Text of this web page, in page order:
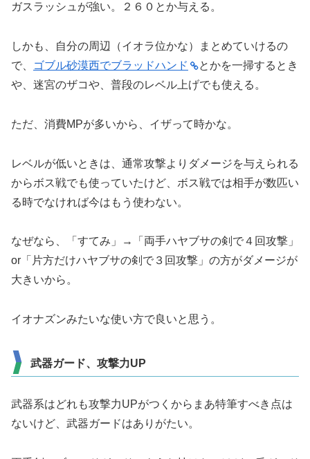
ガスラッシュが強い。２６０とか与える。
しかも、自分の周辺（イオラ位かな）まとめていけるの
で、
ゴブル砂漠西でブラッドハンド
とかを一掃するとき
や、迷宮のザコや、普段のレベル上げでも使える。
ただ、消費MPが多いから、イザって時かな。
レベルが低いときは、通常攻撃よりダメージを与えられる
からボス戦でも使っていたけど、ボス戦では相手が数匹い
る時でなければ今はもう使わない。
なぜなら、「すてみ」→「両手ハヤブサの剣で４回攻撃」
or「片方だけハヤブサの剣で３回攻撃」の方がダメージが
大きいから。
イオナズンみたいな使い方で良いと思う。
武器ガード、攻撃力UP
武器系はどれも攻撃力UPがつくからまあ特筆すべき点は
ないけど、武器ガードはありがたい。